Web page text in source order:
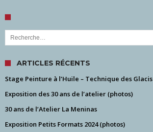
Rechercher :
ARTICLES RÉCENTS
Stage Peinture à l’Huile – Technique des Glacis
Exposition des 30 ans de l’atelier (photos)
30 ans de l’Atelier La Meninas
Exposition Petits Formats 2024 (photos)